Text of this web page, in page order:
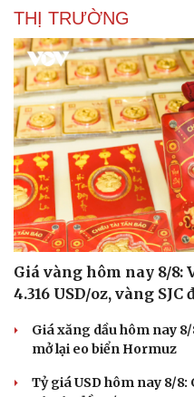
THỊ TRƯỜNG
Giá vàng hôm nay 8/8:
4.316 USD/oz, vàng
Giá xăng dầu hôm nay
mở lại eo biển Hormuz
Tỷ giá USD hôm nay 8/8: